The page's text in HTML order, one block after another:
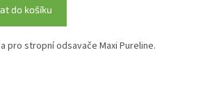
do košíku
pro stropní odsavače Maxi Pureline.